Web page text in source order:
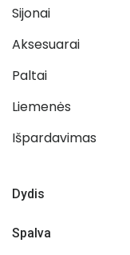
Sijonai
Aksesuarai
Paltai
Liemenės
Išpardavimas
Dydis
Spalva